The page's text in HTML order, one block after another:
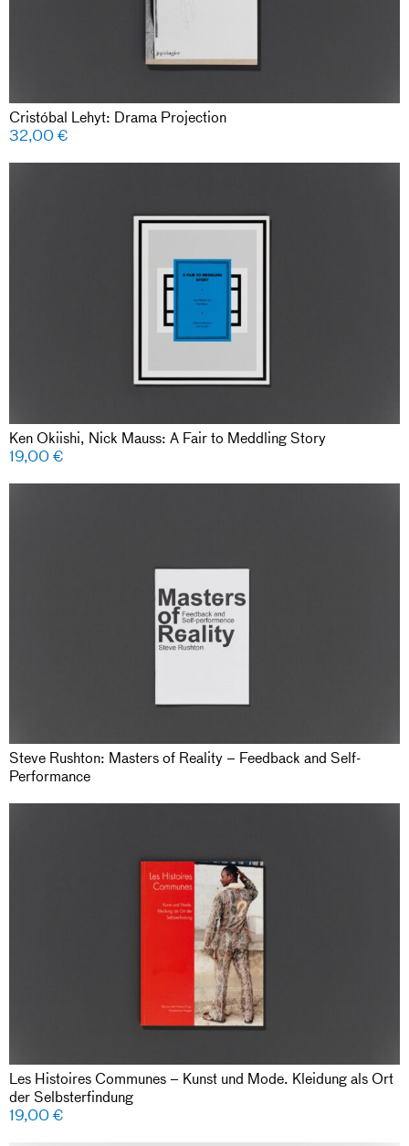
Cristóbal Lehyt: Drama Projection
32,00€
Ken Okiishi, Nick Mauss: A Fair to Meddling Story
19,00€
Steve Rushton: Masters of Reality – Feedback and Self-
Performance
Les Histoires Communes – Kunst und Mode. Kleidung als Ort
der Selbsterfindung
19,00€